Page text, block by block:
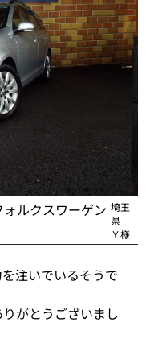
ルクスワーゲン 埼玉
県
Ｙ様
注いでいるそうで
がとうございまし